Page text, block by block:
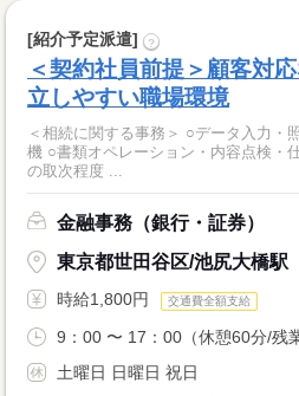
[紹介予定派遣] ?
＜契約社員前提＞顧客対
立しやすい職場環境
＜相続に関する事務＞ ○データ入力・
機 ○書類オペレーション・内容点検・仕分け業務等
の取次程度 ...
金融事務（銀行・証券）
東京都世田谷区/池尻大橋駅
時給1,800円 交通費全額支給
9：00 〜 17：00（休憩60分/残
土曜日 日曜日 祝日